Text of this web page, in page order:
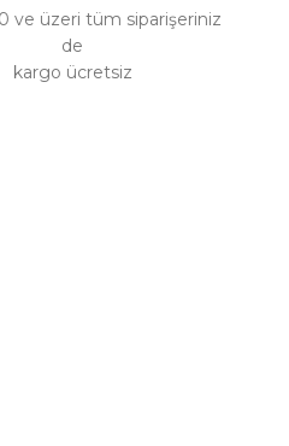
ve üzeri tüm siparişeriniz
de
kargo ücretsiz